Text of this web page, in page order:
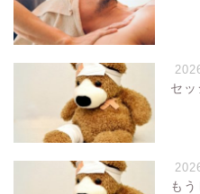
セッ
も